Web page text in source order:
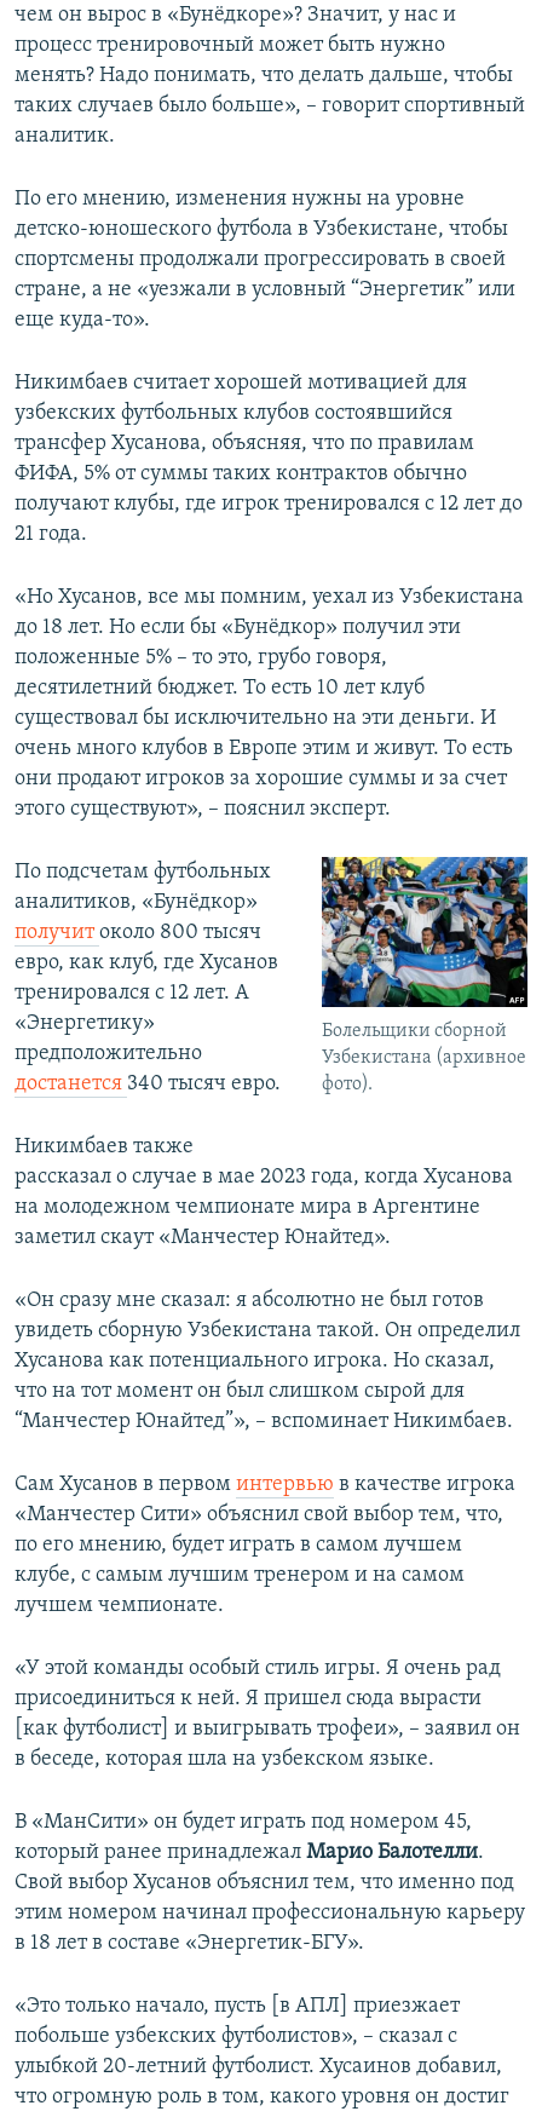
чем он вырос в «Бунёдкоре»? Значит, у нас и
процесс тренировочный может быть нужно
менять? Надо понимать, что делать дальше, чтобы
таких случаев было больше», – говорит спортивный
аналитик.
По его мнению, изменения нужны на уровне
детско-юношеского футбола в Узбекистане, чтобы
спортсмены продолжали прогрессировать в своей
стране, а не «уезжали в условный “Энергетик” или
еще куда-то».
Никимбаев считает хорошей мотивацией для
узбекских футбольных клубов состоявшийся
трансфер Хусанова, объясняя, что по правилам
ФИФА, 5% от суммы таких контрактов обычно
получают клубы, где игрок тренировался с 12 лет до
21 года.
«Но Хусанов, все мы помним, уехал из Узбекистана
до 18 лет. Но если бы «Бунёдкор» получил эти
положенные 5% – то это, грубо говоря,
десятилетний бюджет. То есть 10 лет клуб
существовал бы исключительно на эти деньги. И
очень много клубов в Европе этим и живут. То есть
они продают игроков за хорошие суммы и за счет
этого существуют», – пояснил эксперт.
Болельщики сборной
Узбекистана (архивное
фото).
По подсчетам футбольных
аналитиков, «Бунёдкор»
получитоколо 800 тысяч
евро, как клуб, где Хусанов
тренировался с 12 лет. А
«Энергетику»
предположительно
достанется 340 тысяч евро.
Никимбаев также
рассказал о случае в мае 2023 года, когда Хусанова
на молодежном чемпионате мира в Аргентине
заметил скаут «Манчестер Юнайтед».
«Он сразу мне сказал: я абсолютно не был готов
увидеть сборную Узбекистана такой. Он определил
Хусанова как потенциального игрока. Но сказал,
что на тот момент он был слишком сырой для
“Манчестер Юнайтед”», – вспоминает Никимбаев.
Сам Хусанов в первом интервью в качестве игрока
«Манчестер Сити» объяснил свой выбор тем, что,
по его мнению, будет играть в самом лучшем
клубе, с самым лучшим тренером и на самом
лучшем чемпионате.
«У этой команды особый стиль игры. Я очень рад
присоединиться к ней. Я пришел сюда вырасти
[как футболист] и выигрывать трофеи», – заявил он
в беседе, которая шла на узбекском языке.
В «МанСити» он будет играть под номером 45,
который ранее принадлежал Марио Балотелли.
Свой выбор Хусанов объяснил тем, что именно под
этим номером начинал профессиональную карьеру
в 18 лет в составе «Энергетик-БГУ».
«Это только начало, пусть [в АПЛ] приезжает
побольше узбекских футболистов», – сказал с
улыбкой 20-летний футболист. Хусаинов добавил,
что огромную роль в том, какого уровня он достиг